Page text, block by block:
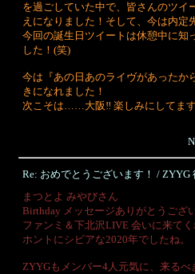
を過ごしていた中で、皆さんのツイ
えになりました！そして、今は内定
今回の誕生日ツイートは休憩中に知
した！(笑)
今は『あの日あのライヴがあったか
きになれました！
次こそは……大阪‼ 楽しみにしてま
Re: おめでとうございます！ / ZYYG
まつとよ みやびさん
Birthday メッセージありがとうござ
ファンミ＆下北沢LIVE 会いに来て
ホントにシビアな2020年でしたね。
ZYYGもメンバー4人元気に、来るべ